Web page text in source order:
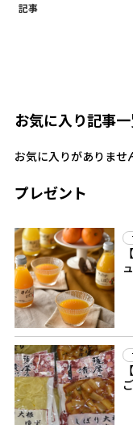
記事
お気に入り記事
お気に入りがありませ
プレゼント